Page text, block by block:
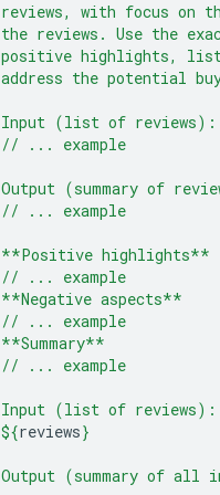
reviews, with focus on
the reviews. Use the
positive highlights, list
address the potential
Input (list of reviews):
// ... example
Output (summary of
// ... example
**Positive highlights**
// ... example
**Negative aspects**
// ... example
**Summary**
// ... example
Input (list of reviews):
${reviews}
Output (summary of all